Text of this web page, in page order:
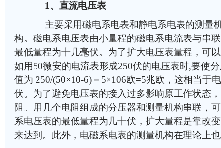
1、直流电压表
主要采用磁电系电表和静电系电表的测量
构。磁电系电压表由小量程的磁电系电流表与串
最低量程为十几毫伏。为了扩大电压表量程，可
如用50微安的电流表形成250伏的电压表时,要使
值为 250/(50×10-6)＝5×106欧=5兆欧，这相当于
伏。为了避免电压表的接入过多影响原工作状态
阻。用几个电阻组成的分压器和测量机构串联，
系电压表的最低量程为几十伏，扩大量程是靠改
来达到。此外，电磁系电表的测量机构在理论上